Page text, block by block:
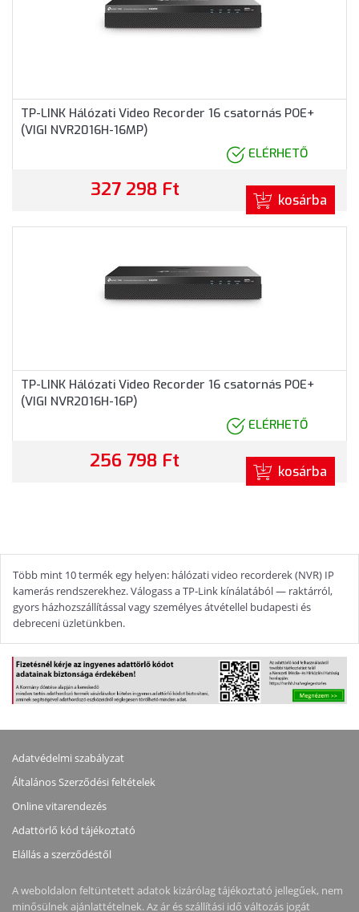
TP-LINK Hálózati Video Recorder 16 csatornás POE+
(VIGI NVR2016H-16MP)
ELÉRHETŐ
327 298 Ft kosárba
TP-LINK Hálózati Video Recorder 16 csatornás POE+
(VIGI NVR2016H-16P)
ELÉRHETŐ
256 798 Ft kosárba
Több mint 10 termék egy helyen: hálózati video recorderek (NVR) IP
kamerás rendszerekhez. Válogass a TP-Link kínálatából — raktárról,
gyors házhozszállítással vagy személyes átvétellel budapesti és
debreceni üzletünkben.
Adatvédelmi szabályzat
Általános Szerződési feltételek
Online vitarendezés
Adattörlő kód tájékoztató
Elállás a szerződéstől
A weboldalon feltüntetett adatok kizárólag tájékoztató jellegűek, nem
minősülnek ajánlattételnek. Az ár és szállítási idő változás jogát